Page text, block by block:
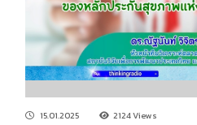
15.01.2025 2124 Views